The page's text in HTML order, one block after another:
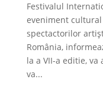
Festivalul
eveniment
spectactorilor
România,
la a VII-a editie,
va...